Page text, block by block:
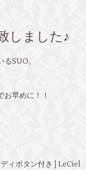
しました♪
SUO。
早めに！！
ィボタン付き | LeCiel